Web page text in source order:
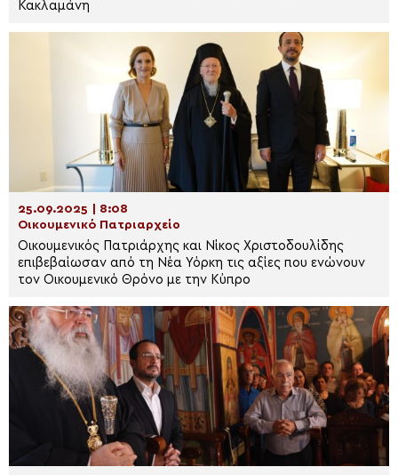
Κακλαμάνη
25.09.2025 | 8:08
Οικουμενικό Πατριαρχείο
Οικουμενικός Πατριάρχης και Νίκος Χριστοδουλίδης
επιβεβαίωσαν από τη Νέα Υόρκη τις αξίες που ενώνουν
τον Οικουμενικό Θρόνο με την Κύπρο